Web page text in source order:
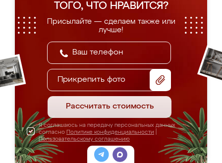
ТОГО, ЧТО НРАВИТСЯ?
Присылайте — сделаем также или
лучше!
Прикрепить фото
Рассчитать стоимость
Я соглашаюсь на передачу персональных данных
согласно Политике конфиденциальности
Пользовательскому соглашению